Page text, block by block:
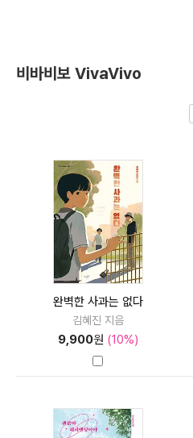
비바비보 VivaVivo
완벽한 사과는 없다
김혜진 지음
9,900원 (10%)